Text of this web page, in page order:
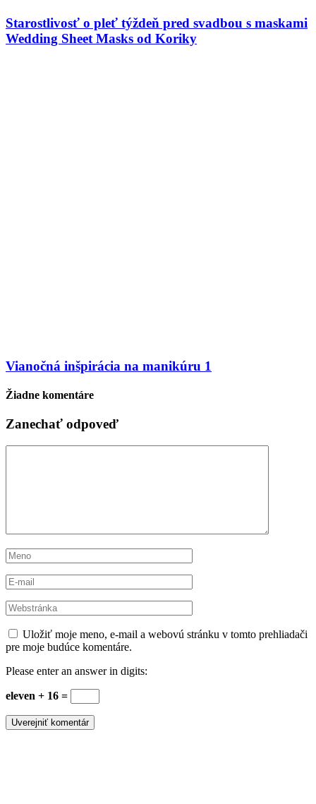
Starostlivosť o pleť týždeň pred svadbou s maskami
Wedding Sheet Masks od Koriky
Vianočná inšpirácia na manikúru 1
Žiadne komentáre
Zanechať odpoveď
Uložiť moje meno, e-mail a webovú stránku v tomto prehliadači
pre moje budúce komentáre.
Please enter an answer in digits:
eleven + 16 =